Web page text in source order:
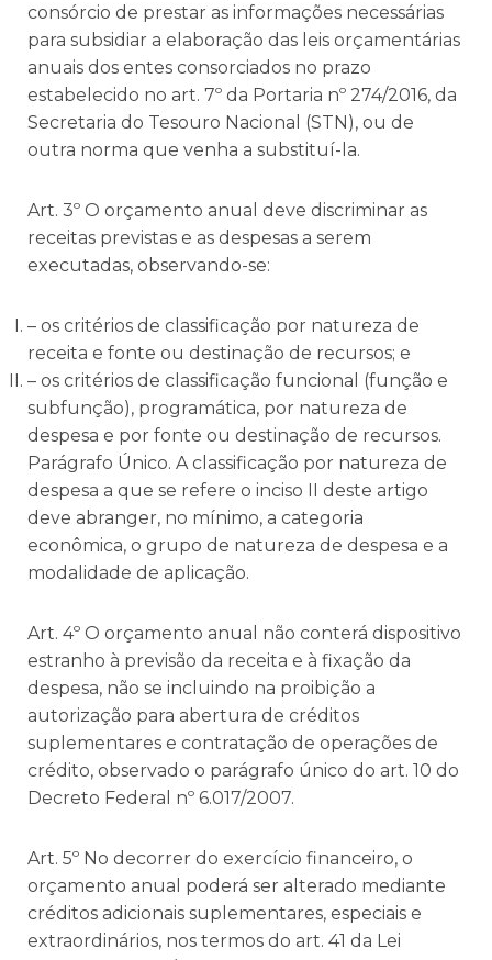
consórcio de prestar as informações necessárias
para subsidiar a elaboração das leis orçamentárias
anuais dos entes consorciados no prazo
estabelecido no art. 7º da Portaria nº 274/2016, da
Secretaria do Tesouro Nacional (STN), ou de
outra norma que venha a substituí-la.
Art. 3º O orçamento anual deve discriminar as
receitas previstas e as despesas a serem
executadas, observando-se:
– os critérios de classificação por natureza de
receita e fonte ou destinação de recursos; e
– os critérios de classificação funcional (função e
subfunção), programática, por natureza de
despesa e por fonte ou destinação de recursos.
Parágrafo Único. A classificação por natureza de
despesa a que se refere o inciso II deste artigo
deve abranger, no mínimo, a categoria
econômica, o grupo de natureza de despesa e a
modalidade de aplicação.
Art. 4º O orçamento anual não conterá dispositivo
estranho à previsão da receita e à fixação da
despesa, não se incluindo na proibição a
autorização para abertura de créditos
suplementares e contratação de operações de
crédito, observado o parágrafo único do art. 10 do
Decreto Federal nº 6.017/2007.
Art. 5º No decorrer do exercício financeiro, o
orçamento anual poderá ser alterado mediante
créditos adicionais suplementares, especiais e
extraordinários, nos termos do art. 41 da Lei